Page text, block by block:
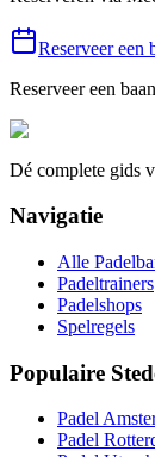
Reserveer een
Reserveer een
Dé complete gids
Navigatie
Alle
Padeltrainers
Padelshops
Spelregels
Populaire
Padel
Padel